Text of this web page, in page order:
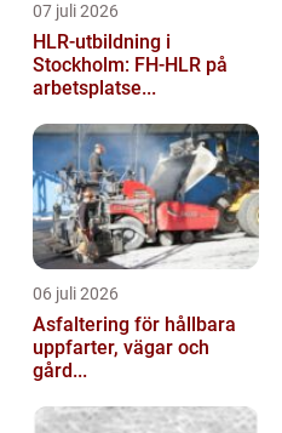
07 juli 2026
HLR-utbildning i
Stockholm: FH-HLR på
arbetsplatse...
06 juli 2026
Asfaltering för hållbara
uppfarter, vägar och
gård...